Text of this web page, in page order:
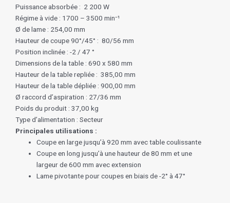
Puissance absorbée : 2 200 W
Régime à vide : 1700 – 3500 min⁻¹
Ø de lame : 254,00 mm
Hauteur de coupe 90°/45° : 80/56 mm
Position inclinée : -2 / 47 °
Dimensions de la table : 690 x 580 mm
Hauteur de la table repliée : 385,00 mm
Hauteur de la table dépliée : 900,00 mm
Ø raccord d’aspiration : 27/36 mm
Poids du produit : 37,00 kg
Type d’alimentation : Secteur
Principales utilisations :
Coupe en large jusqu’à 920 mm avec table coulissante
Coupe en long jusqu’à une hauteur de 80 mm et une
largeur de 600 mm avec extension
Lame pivotante pour coupes en biais de -2° à 47°